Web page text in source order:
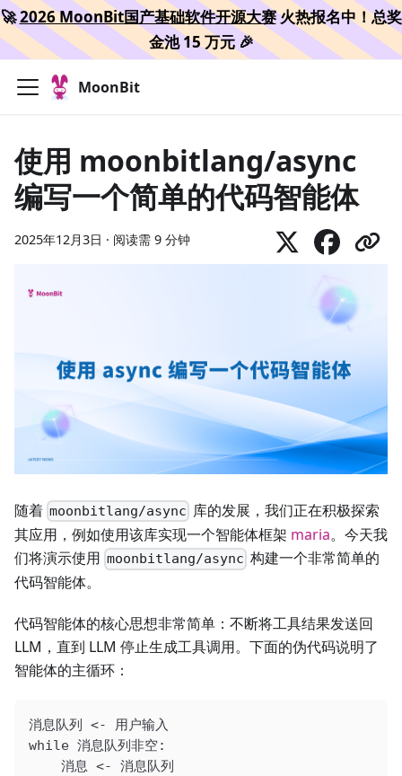
🚀2026 MoonBit国产基础软件开源大赛火热报名中！总奖
金池 15 万元 🎉
MoonBit
使用 moonbitlang/async
编写一个简单的代码智能体
2025年12月3日 · 阅读需 9 分钟
随着 moonbitlang/async 库的发展，我们正在积极探索
其应用，例如使用该库实现一个智能体框架 maria。今天我
们将演示使用 moonbitlang/async 构建一个非常简单的
代码智能体。
代码智能体的核心思想非常简单：不断将工具结果发送回
LLM，直到 LLM 停止生成工具调用。下面的伪代码说明了
智能体的主循环：
消息队列 <- 用户输入
while 消息队列非空:
    消息 <- 消息队列